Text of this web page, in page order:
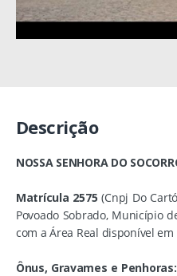
Descrição
NOSSA SENHORA DO
Matrícula 2575(Cnpj Do
Povoado Sobrado, Município
com a Área Real disponível
Ônus, Gravames e Penhoras: